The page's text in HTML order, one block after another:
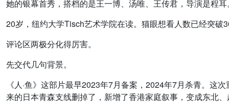
她的银幕首秀，搭档的是王一博、汤唯、王传君，导演是程耳
20岁，纽约大学Tisch艺术学院在读。猫眼想看人数已经突
评论区两极分化得厉害。
先交代几句背景。
《人·鱼》这部片最早2023年7月备案，2024年7月杀青。这
来的日本青森支线删掉了，新增了香港家庭叙事，变成东北